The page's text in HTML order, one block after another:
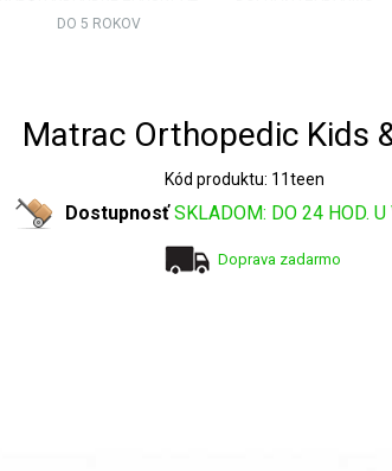
DO 5 ROKOV
Matrac Orthopedic Kids
Kód produktu: 11teen
DostupnosťSKLADOM: DO 24 HOD.
Doprava zadarmo